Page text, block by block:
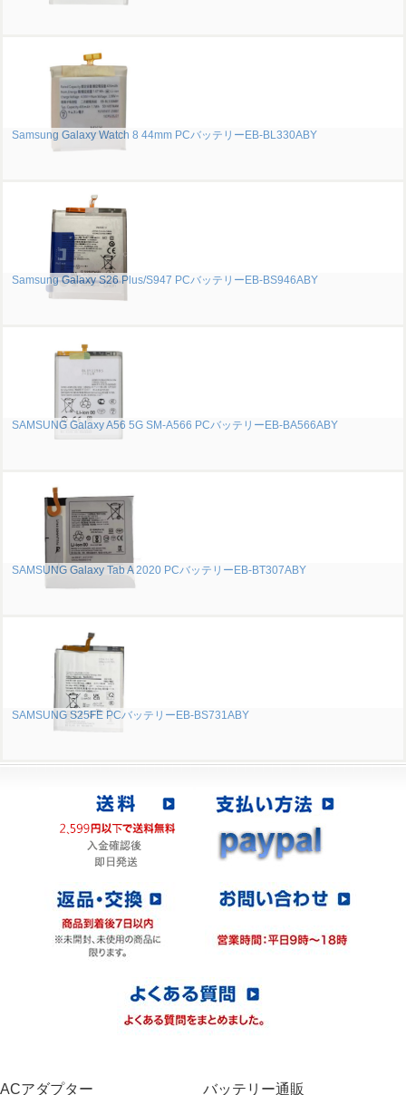
Samsung Galaxy Watch 8 44mm PCバッテリーEB-BL330ABY
Samsung Galaxy S26 Plus/S947 PCバッテリーEB-BS946ABY
SAMSUNG Galaxy A56 5G SM-A566 PCバッテリーEB-BA566ABY
SAMSUNG Galaxy Tab A 2020 PCバッテリーEB-BT307ABY
SAMSUNG S25FE PCバッテリーEB-BS731ABY
ACアダプター バッテリー通販